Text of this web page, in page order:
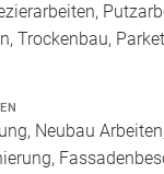
Trockenbau,
Neubau